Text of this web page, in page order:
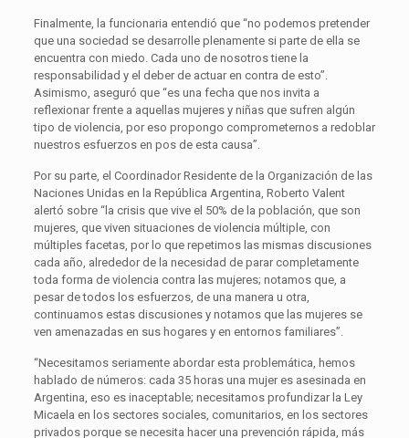
Finalmente, la funcionaria entendió que “no podemos pretender
que una sociedad se desarrolle plenamente si parte de ella se
encuentra con miedo. Cada uno de nosotros tiene la
responsabilidad y el deber de actuar en contra de esto”.
Asimismo, aseguró que “es una fecha que nos invita a
reflexionar frente a aquellas mujeres y niñas que sufren algún
tipo de violencia, por eso propongo comprometernos a redoblar
nuestros esfuerzos en pos de esta causa”.
Por su parte, el Coordinador Residente de la Organización de las
Naciones Unidas en la República Argentina, Roberto Valent
alertó sobre “la crisis que vive el 50% de la población, que son
mujeres, que viven situaciones de violencia múltiple, con
múltiples facetas, por lo que repetimos las mismas discusiones
cada año, alrededor de la necesidad de parar completamente
toda forma de violencia contra las mujeres; notamos que, a
pesar de todos los esfuerzos, de una manera u otra,
continuamos estas discusiones y notamos que las mujeres se
ven amenazadas en sus hogares y en entornos familiares”.
“Necesitamos seriamente abordar esta problemática, hemos
hablado de números: cada 35 horas una mujer es asesinada en
Argentina, eso es inaceptable; necesitamos profundizar la Ley
Micaela en los sectores sociales, comunitarios, en los sectores
privados porque se necesita hacer una prevención rápida, más